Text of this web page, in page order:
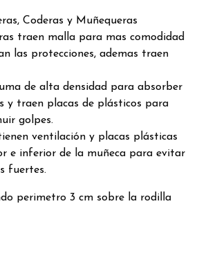
Coderas y Muñequeras
traen malla para mas comodidad
las protecciones, ademas traen
de alta densidad para absorber
y traen placas de plásticos para
golpes.
ventilación y placas plásticas
e inferior de la muñeca para evitar
fuertes.
perimetro 3 cm sobre la rodilla